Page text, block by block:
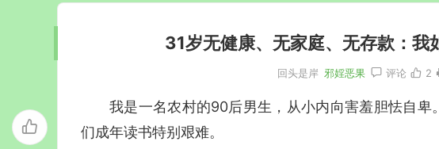
31岁无健康、无家庭、无存款：我
回头是岸 邪婬恶果 评论 2
我是一名农村的90后男生，从小内向害羞胆怯自
们成年读书特别艰难。